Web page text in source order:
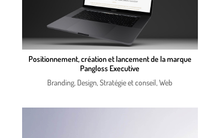
Positionnement, création et lancement de la marque
Pangloss Executive
Branding, Design,Stratégie et conseil,Web